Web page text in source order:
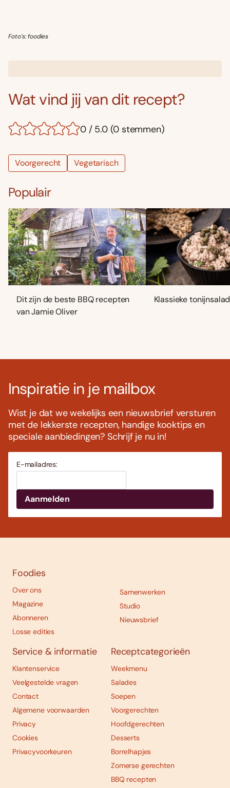
Foto’s: foodies
Wat vind jij van dit recept?
0 / 5.0 (0 stemmen)
Voorgerecht Vegetarisch
Populair
Dit zijn de beste BBQ recepten
van Jamie Oliver
Klassieke
Inspiratie in je mailbox
Wist je dat we wekelijks een nieuwsbrief versturen
met de lekkerste recepten, handige kooktips en
speciale aanbiedingen? Schrijf je nu in!
E-mailadres:
Foodies
Over ons
Magazine
Abonneren
Losse edities
Samenwerken
Studio
Nieuwsbrief
Service & informatie
Klantenservice
Veelgestelde vragen
Contact
Algemene voorwaarden
Privacy
Cookies
Privacyvoorkeuren
Receptcategorieën
Weekmenu
Salades
Soepen
Voorgerechten
Hoofdgerechten
Desserts
Borrelhapjes
Zomerse gerechten
BBQ recepten